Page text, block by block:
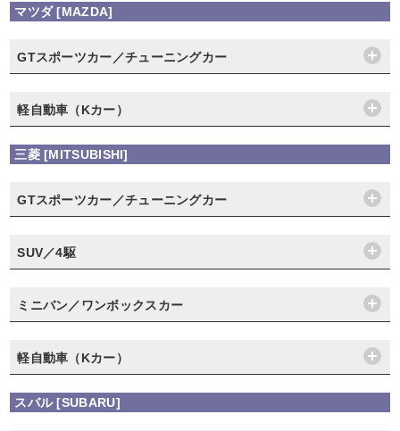
マツダ [MAZDA]
GTスポーツカー／チューニングカー
軽自動車（Kカー）
三菱 [MITSUBISHI]
GTスポーツカー／チューニングカー
SUV／4駆
ミニバン／ワンボックスカー
軽自動車（Kカー）
スバル [SUBARU]